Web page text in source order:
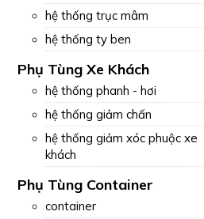
hệ thống trục mâm
hệ thống ty ben
Phụ Tùng Xe Khách
hệ thống phanh - hơi
hệ thống giảm chấn
hệ thống giảm xóc phuộc xe
khách
Phụ Tùng Container
container